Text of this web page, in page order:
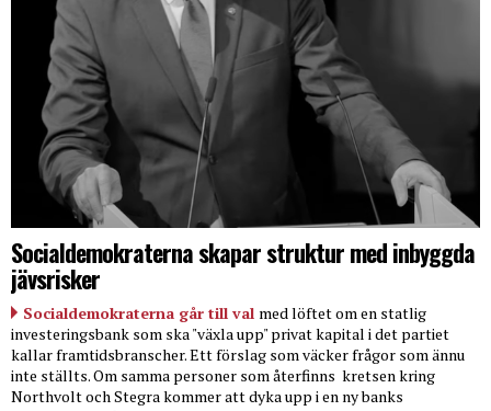
Socialdemokraterna skapar struktur med inbyggda
jävsrisker
Socialdemokraterna går till val med löftet om en statlig
investeringsbank som ska "växla upp" privat kapital i det partiet
kallar framtidsbranscher. Ett förslag som väcker frågor som ännu
inte ställts. Om samma personer som återfinns kretsen kring
Northvolt och Stegra kommer att dyka upp i en ny banks